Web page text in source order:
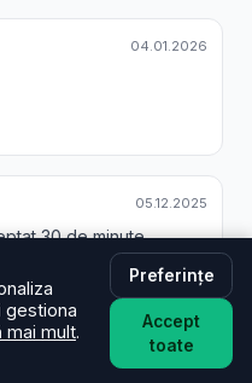
04.01.2026
05.12.2025
30 de minute.
05.12.2025
livrarea de asemenea
din toată inima❤️❤️❤️❤️❤️
gestiona
mai mult.
Preferințe
Accept
toate